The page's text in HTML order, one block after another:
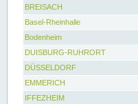
BREISACH
Basel-Rheinhalle
Bodenheim
DUISBURG-RUHRORT
DÜSSELDORF
EMMERICH
IFFEZHEIM